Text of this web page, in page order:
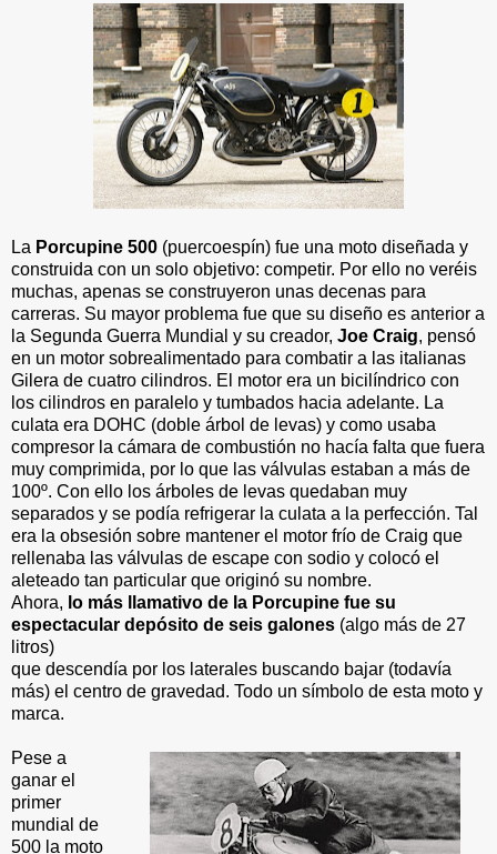
La Porcupine 500 (puercoespín) fue una moto diseñada y
construida con un solo objetivo: competir. Por ello no veréis
muchas, apenas se construyeron unas decenas para
carreras. Su mayor problema fue que su diseño es anterior a
la Segunda Guerra Mundial y su creador, Joe Craig, pensó
en un motor sobrealimentado para combatir a las italianas
Gilera de cuatro cilindros. El motor era un bicilíndrico con
los cilindros en paralelo y tumbados hacia adelante. La
culata era DOHC (doble árbol de levas) y como usaba
compresor la cámara de combustión no hacía falta que fuera
muy comprimida, por lo que las válvulas estaban a más de
100º. Con ello los árboles de levas quedaban muy
separados y se podía refrigerar la culata a la perfección. Tal
era la obsesión sobre mantener el motor frío de Craig que
rellenaba las válvulas de escape con sodio y colocó el
aleteado tan particular que originó su nombre.
Ahora, lo más llamativo de la Porcupine fue su
espectacular depósito de seis galones (algo más de 27
litros)
que descendía por los laterales buscando bajar (todavía
más) el centro de gravedad. Todo un símbolo de esta moto y
marca.
Pese a
ganar el
primer
mundial de
500 la moto